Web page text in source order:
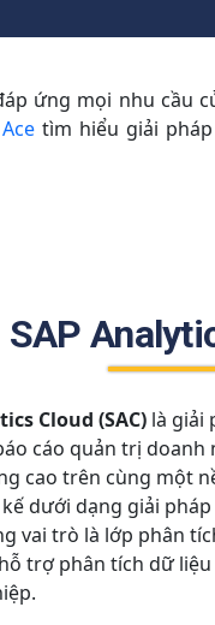
ứng mọi nhu cầu
tìm hiểu giải pháp
SAP
Cloud (SAC) là giải
cáo quản trị doanh
cao trên cùng một
dưới dạng giải pháp
vai trò là lớp phân
hỗ trợ phân tích dữ